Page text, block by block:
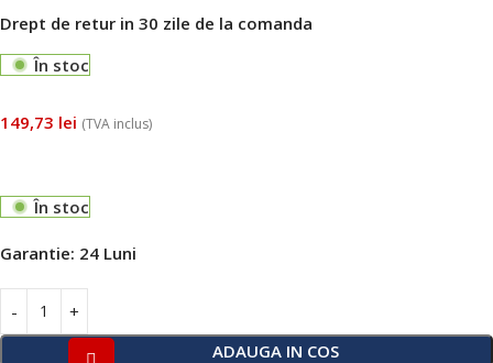
Drept de retur in 30 zile de la comanda
În stoc
149,73 lei (TVA inclus)
În stoc
Garantie: 24 Luni
ADAUGA IN COS